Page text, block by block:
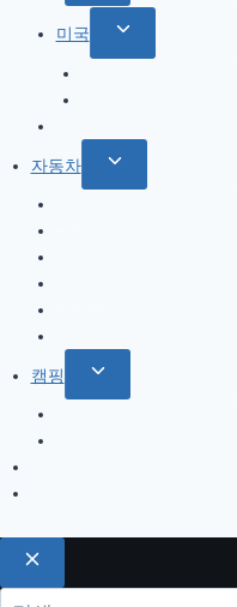
child
menu
미국
Toggle
child
자동차
Toggle
child
캠핑
Toggle
child